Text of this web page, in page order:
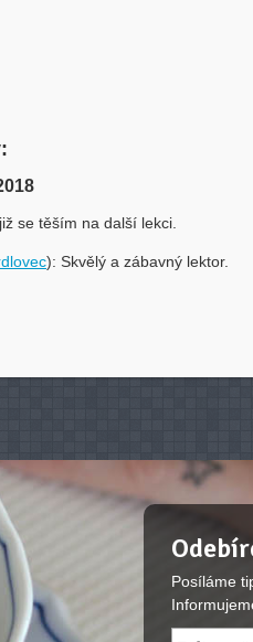
se těším na další lekci.
): Skvělý a zábavný lektor.
Posíláme